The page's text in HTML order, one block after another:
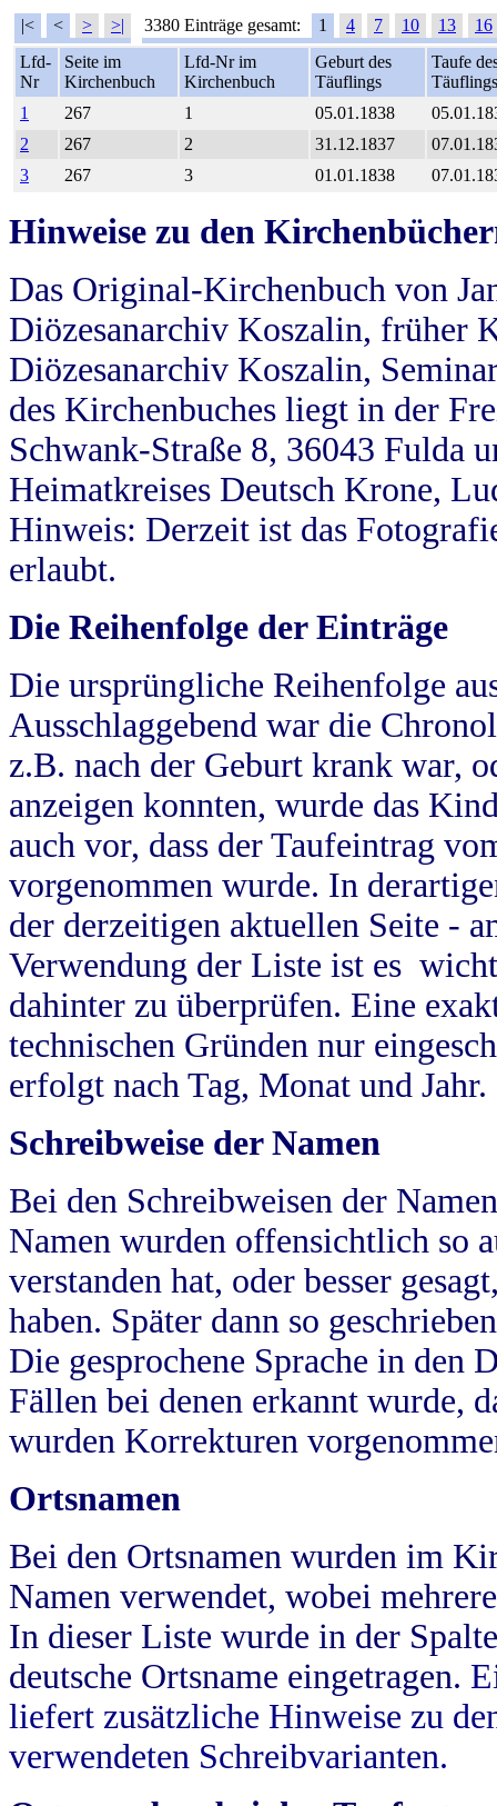
|< < > >| 3380 Einträge gesamt: 1 4 7 10 13
16
Lfd-
Nr
Seite im
Kirchenbuch
Lfd-Nr im
Kirchenbuch
Geburt des
Täuflings
Taufe
Täuflings
1
267 1 05.01.1838
2
267 2 31.12.1837
3
267 3 01.01.1838
Hinweise zu den
Das Original-Kirchenbuch von
Diözesanarchiv Koszalin, früher
Diözesanarchiv Koszalin,
des Kirchenbuches liegt in der
Schwank-Straße 8, 36043 Fulda
Heimatkreises Deutsch Krone,
Hinweis: Derzeit ist das
erlaubt.
Die Reihenfolge der Einträge
Die ursprüngliche Reihenfolge
Ausschlaggebend war die
z.B. nach der Geburt krank war,
anzeigen konnten, wurde das
auch vor, dass der Taufeintrag
vorgenommen wurde. In
der derzeitigen aktuellen Seite -
Verwendung der Liste ist es
dahinter zu überprüfen. Eine
technischen Gründen nur
erfolgt nach Tag, Monat und Jahr.
Schreibweise der Namen
Bei den Schreibweisen der
Namen wurden offensichtlich so
verstanden hat, oder besser
haben. Später dann so
Die gesprochene Sprache in
Fällen bei denen erkannt wurde,
wurden Korrekturen
Ortsnamen
Bei den Ortsnamen wurden im
Namen verwendet, wobei
In dieser Liste wurde in der
deutsche Ortsname eingetragen.
liefert zusätzliche Hinweise zu
verwendeten Schreibvarianten.